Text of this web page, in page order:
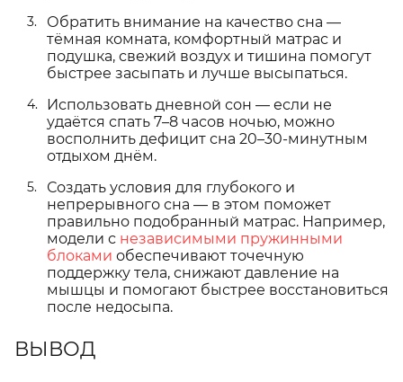
Обратить внимание на качество сна —
тёмная комната, комфортный матрас и
подушка, свежий воздух и тишина помогут
быстрее засыпать и лучше высыпаться.
Использовать дневной сон — если не
удаётся спать 7–8 часов ночью, можно
восполнить дефицит сна 20–30-минутным
отдыхом днём.
Создать условия для глубокого и
непрерывного сна — в этом поможет
правильно подобранный матрас. Например,
модели с независимыми пружинными
блоками обеспечивают точечную
поддержку тела, снижают давление на
мышцы и помогают быстрее восстановиться
после недосыпа.
ВЫВОД